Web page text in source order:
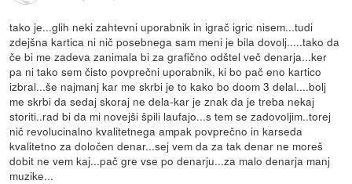
tako je...glih neki zahtevni uporabnik in igrač igric nisem...tudi
zdejšna kartica ni nič posebnega sam meni je bila dovolj.....tako da
če bi me zadeva zanimala bi za grafično odštel več denarja...ker
pa ni tako sem čisto povprečni uporabnik, ki bo pač eno kartico
izbral...še najmanj kar me skrbi je to kako bo doom 3 delal....bolj
me skrbi da sedaj skoraj ne dela-kar je znak da je treba nekaj
storiti..rad bi da mi novejši špili laufajo...s tem se zadovoljim..torej
nič revolucinalno kvalitetnega ampak povprečno in karseda
kvalitetno za določen denar...sej vem da za tak denar ne moreš
dobit ne vem kaj...pač gre vse po denarju...za malo denarja manj
muzike...